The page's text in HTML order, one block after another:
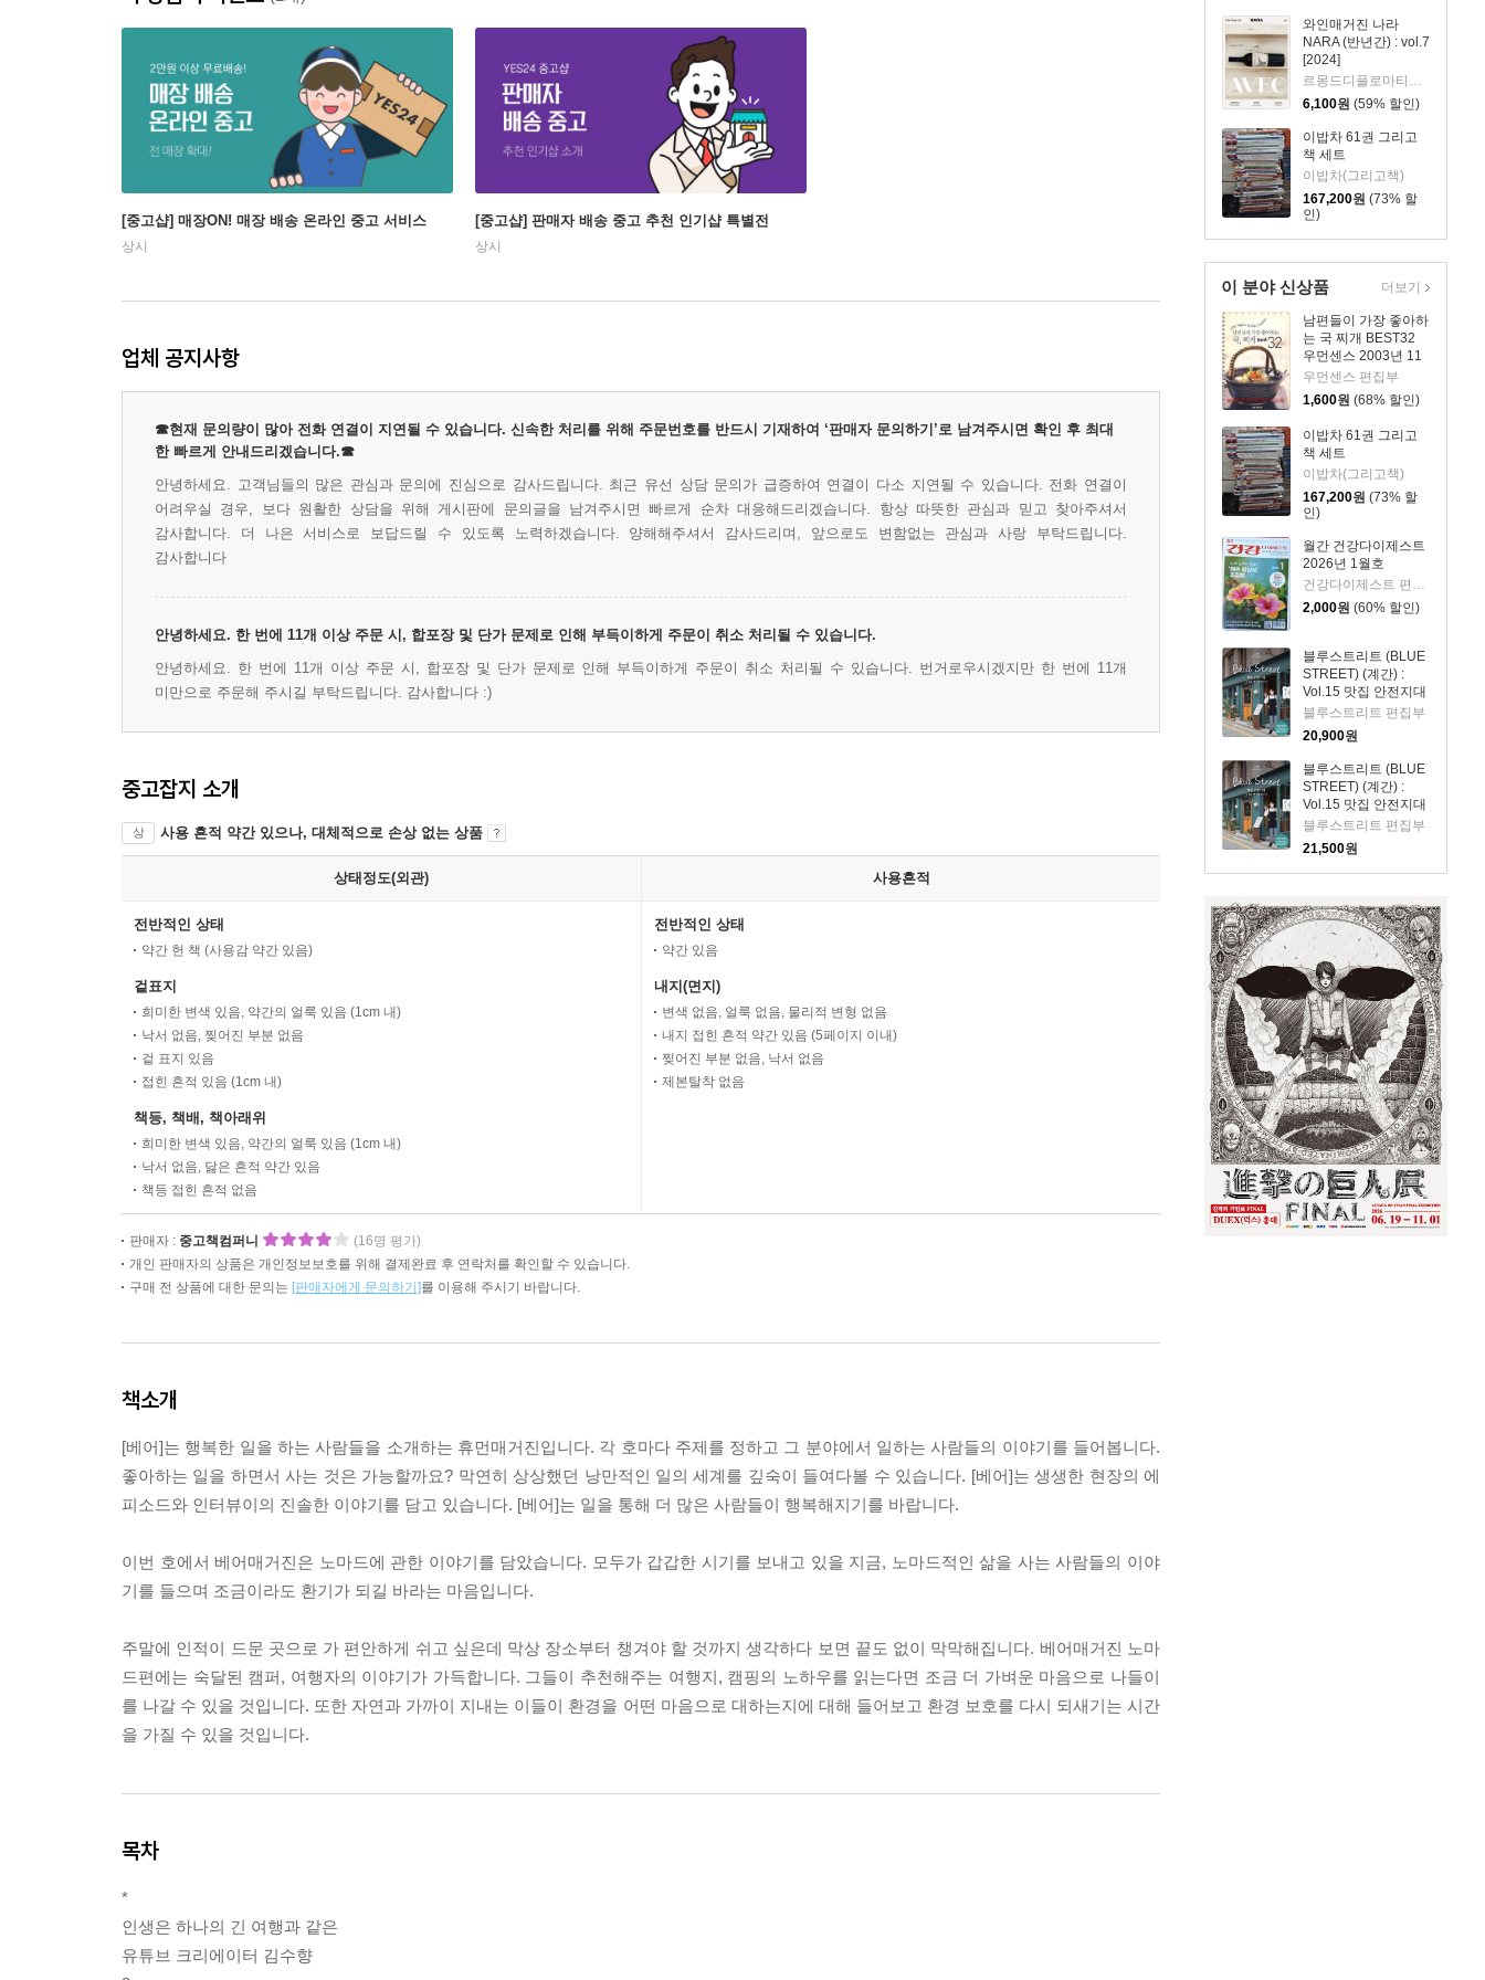
와인매거진 나라
NARA (반년간) : vol.7
[2024]
르몽드디플로마티크 편집부
6,100원 (59% 할인)
이밥차 61권 그리고
책 세트
이밥차(그리고책)
167,200원 (73% 할
인)
이 분야 신상품
남편들이 가장 좋아하
는 국 찌개 BEST32
우먼센스 2003년 11
월호 별책부록
우먼센스 편집부
1,600원 (68% 할인)
이밥차 61권 그리고
책 세트
이밥차(그리고책)
167,200원 (73% 할
인)
월간 건강다이제스트
2026년 1월호
2,000원 (60% 할인)
블루스트리트 (BLUE
STREET) (계간) :
Vol.15 맛집 안전지대
[2021]
블루스트리트 편집부
20,900원
블루스트리트 (BLUE
STREET) (계간) :
Vol.15 맛집 안전지대
[2021]
블루스트리트 편집부
21,500원
더보기
[중고샵] 매장ON! 매장 배송 온라인 중고 서비스
상시
[중고샵] 판매자 배송 중고 추천 인기샵 특별전
상시
업체 공지사항
☎현재 문의량이 많아 전화 연결이 지연될 수 있습니다. 신속한 처리를 위해 주문번호를 반드시 기재하여 ‘판매자 문의하기’로 남겨주시면 확인 후 최대
한 빠르게 안내드리겠습니다.☎
안녕하세요. 고객님들의 많은 관심과 문의에 진심으로 감사드립니다. 최근 유선 상담 문의가 급증하여 연결이 다소 지연될 수 있습니다. 전화 연결이
어려우실 경우, 보다 원활한 상담을 위해 게시판에 문의글을 남겨주시면 빠르게 순차 대응해드리겠습니다. 항상 따뜻한 관심과 믿고 찾아주셔서
감사합니다. 더 나은 서비스로 보답드릴 수 있도록 노력하겠습니다. 양해해주셔서 감사드리며, 앞으로도 변함없는 관심과 사랑 부탁드립니다.
감사합니다
안녕하세요. 한 번에 11개 이상 주문 시, 합포장 및 단가 문제로 인해 부득이하게 주문이 취소 처리될 수 있습니다.
안녕하세요. 한 번에 11개 이상 주문 시, 합포장 및 단가 문제로 인해 부득이하게 주문이 취소 처리될 수 있습니다. 번거로우시겠지만 한 번에 11개
미만으로 주문해 주시길 부탁드립니다. 감사합니다 :)
중고잡지 소개
상 사용 흔적 약간 있으나, 대체적으로 손상 없는 상품
상태정도(외관) 사용흔적
전반적인 상태
약간 헌 책 (사용감 약간 있음)
겉표지
희미한 변색 있음, 약간의 얼룩 있음 (1cm 내)
낙서 없음, 찢어진 부분 없음
겉 표지 있음
접힌 흔적 있음 (1cm 내)
책등, 책배, 책아래위
희미한 변색 있음, 약간의 얼룩 있음 (1cm 내)
낙서 없음, 닳은 흔적 약간 있음
책등 접힌 흔적 없음
전반적인 상태
약간 있음
내지(면지)
변색 없음, 얼룩 없음, 물리적 변형 없음
내지 접힌 흔적 약간 있음 (5페이지 이내)
찢어진 부분 없음, 낙서 없음
제본탈착 없음
판매자 : 중고책컴퍼니
(16명 평가)
개인 판매자의 상품은 개인정보보호를 위해 결제완료 후 연락처를 확인할 수 있습니다.
구매 전 상품에 대한 문의는 [판매자에게 문의하기]를 이용해 주시기 바랍니다.
책소개
[베어]는 행복한 일을 하는 사람들을 소개하는 휴먼매거진입니다. 각 호마다 주제를 정하고 그 분야에서 일하는 사람들의 이야기를 들어봅니다.
좋아하는 일을 하면서 사는 것은 가능할까요? 막연히 상상했던 낭만적인 일의 세계를 깊숙이 들여다볼 수 있습니다. [베어]는 생생한 현장의 에
피소드와 인터뷰이의 진솔한 이야기를 담고 있습니다. [베어]는 일을 통해 더 많은 사람들이 행복해지기를 바랍니다.
이번 호에서 베어매거진은 노마드에 관한 이야기를 담았습니다. 모두가 갑갑한 시기를 보내고 있을 지금, 노마드적인 삶을 사는 사람들의 이야
기를 들으며 조금이라도 환기가 되길 바라는 마음입니다.
주말에 인적이 드문 곳으로 가 편안하게 쉬고 싶은데 막상 장소부터 챙겨야 할 것까지 생각하다 보면 끝도 없이 막막해집니다. 베어매거진 노마
드편에는 숙달된 캠퍼, 여행자의 이야기가 가득합니다. 그들이 추천해주는 여행지, 캠핑의 노하우를 읽는다면 조금 더 가벼운 마음으로 나들이
를 나갈 수 있을 것입니다. 또한 자연과 가까이 지내는 이들이 환경을 어떤 마음으로 대하는지에 대해 들어보고 환경 보호를 다시 되새기는 시간
을 가질 수 있을 것입니다.
목차
*
인생은 하나의 긴 여행과 같은
유튜브 크리에이터 김수향